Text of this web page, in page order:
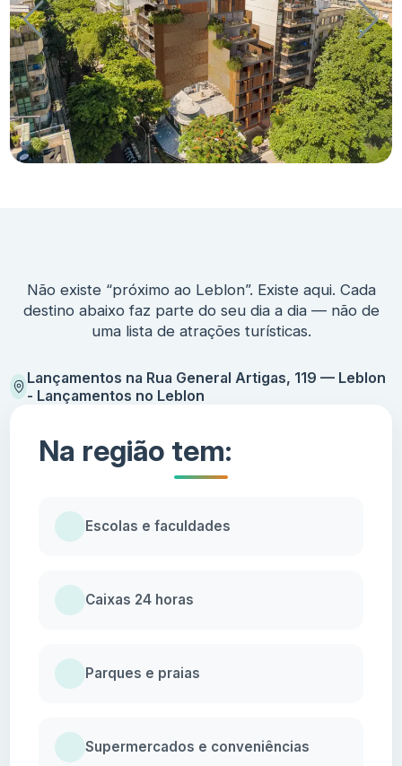
Não existe “próximo ao Leblon”. Existe aqui. Cada
destino abaixo faz parte do seu dia a dia — não de
uma lista de atrações turísticas.
Lançamentos na Rua General Artigas, 119 — Leblon
- Lançamentos no Leblon
Na região tem:
Escolas e faculdades
Caixas 24 horas
Parques e praias
Supermercados e conveniências